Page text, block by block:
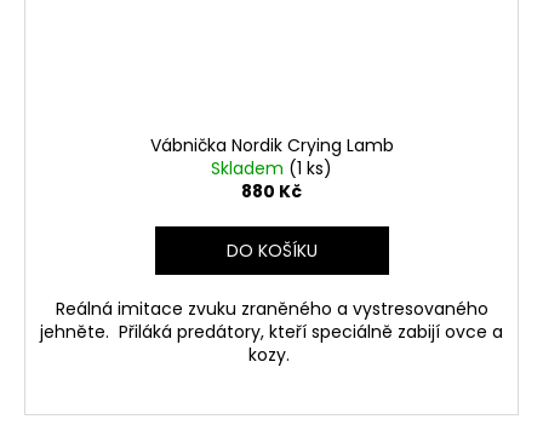
Vábnička Nordik Crying Lamb
Skladem (1 ks)
880 Kč
DO KOŠÍKU
Reálná imitace zvuku zraněného a vystresovaného
jehněte. Přiláká predátory, kteří speciálně zabijí ovce a
kozy.